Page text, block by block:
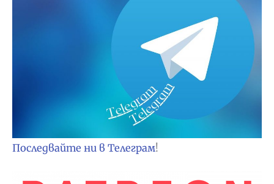
Последвайте ни в Телеграм!